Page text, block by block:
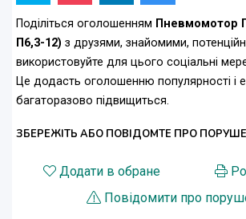
Поділіться оголошенням Пневмомотор
П6,3-12) з друзями, знайомими,
використовуйте для цього соціальні
Це додасть оголошенню популярності і
багаторазово підвищиться.
ЗБЕРЕЖІТЬ АБО ПОВІДОМТЕ ПРО
Додати в обране
Повідомити про